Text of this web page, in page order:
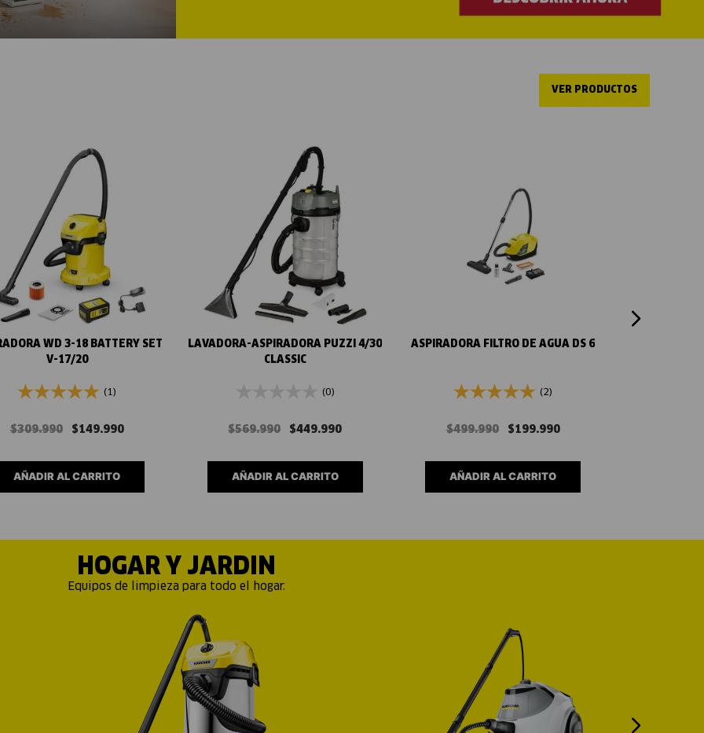
VER PRODUCTOS
Vista rápida
WD 3-18 BATTERY SET
V-17/20
(1)
$309.990 $149.990
AÑADIR AL CARRITO
Vista rápida
LAVADORA-ASPIRADORA PUZZI 4/30
CLASSIC
(0)
$569.990 $449.990
AÑADIR AL CARRITO
ASPIRADORA FILTRO DE AGUA DS 6
(2)
$499.990 $199.990
AÑADIR AL CARRITO
HOGAR Y JARDIN
Equipos de limpieza para todo el hogar.